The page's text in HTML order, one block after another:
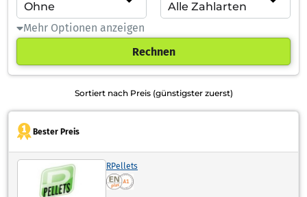
Mehr Optionen anzeigen
Rechnen
Sortiert nach Preis (günstigster zuerst)
Bester Preis
RPellets